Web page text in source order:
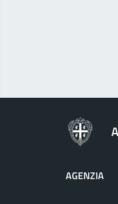
AGENZIA